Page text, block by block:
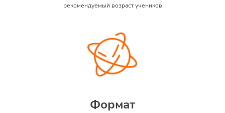
рекомендуемый возраст учеников
Формат